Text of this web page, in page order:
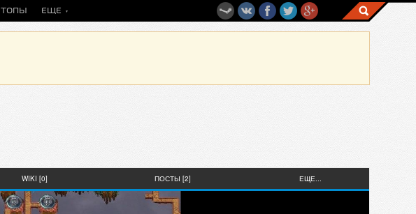
ТОПЫ ЕЩЕ
WIKI [0] ПОСТЫ [2] ЕЩЕ...